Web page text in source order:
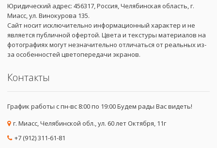
Юридический адрес: 456317, Россия, Челябинская область, г.
Миасс, ул. Винокурова 135.
Сайт носит исключительно информационный характер и не
является публичной офертой. Цвета и текстуры материалов на
фотографиях могут незначительно отличаться от реальных из-
за особенностей цветопередачи экранов.
Контакты
График работы с пн-вс 8:00 по 19:00 Будем рады Вас видеть!
г. Миасс, Челябинской обл., ул. 60 лет Октября, 11г
+7 (912) 311-61-81